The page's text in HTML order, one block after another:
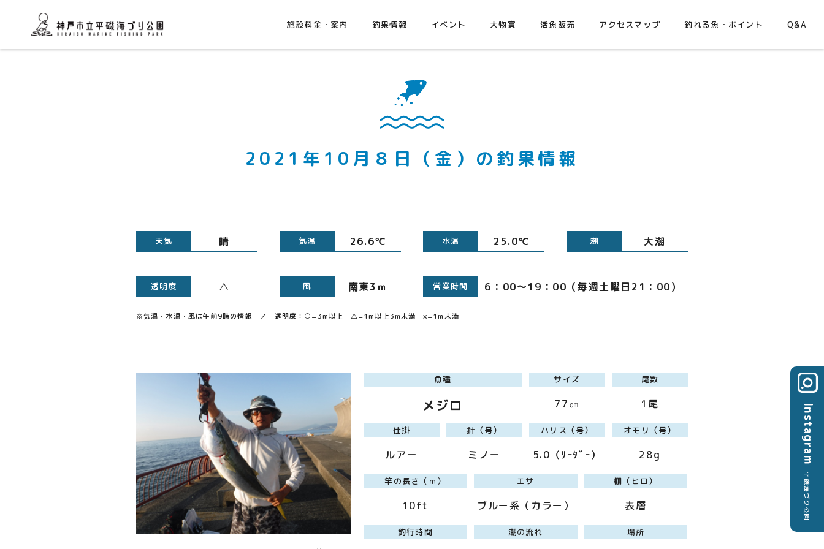
施設料金・案内 釣果情報 イベント 大物賞 活魚販売 アクセスマップ 釣れる魚・ポイント Q&A
2021年10月８日（金）の釣果情報
天気 晴 気温 26.6℃ 水温 25.0℃ 潮 大潮
透明度 △ 風 南東3ｍ 営業時間 6：00～19：00（毎週土曜日21：00）
※気温・水温・風は午前9時の情報 ／ 透明度：○=3m以上 △=1m以上3m未満 ×=1m未満
魚種
メジロ
サイズ
77㎝
尾数
1尾
仕掛
ルアー
針（号）
ミノー
ハリス（号）
5.0（ﾘｰﾀﾞｰ）
オモリ（号）
28g
竿の長さ（ｍ）
10ft
エサ
ブルー系（カラー）
棚（ヒロ）
表層
釣行時間 潮の流れ 場所
Instagram
平磯海づり公園